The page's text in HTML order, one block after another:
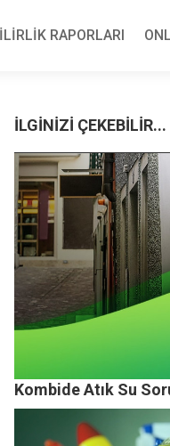
RAPORLARI
İLGİNİZİ ÇEKEBİLİR...
Kombide Atık Su